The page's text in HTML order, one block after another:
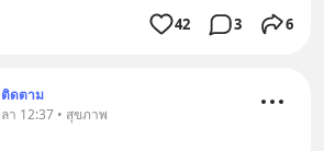
42 3 6
ติดตาม
า 12:37 • สุขภาพ